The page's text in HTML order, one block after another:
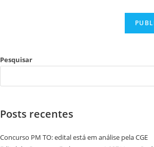
Pesquisar
Posts recentes
Concurso PM TO: edital está em análise pela CGE